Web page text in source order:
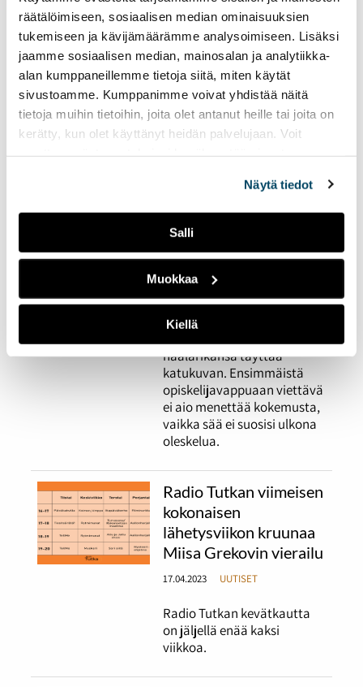
räätälöimiseen, sosiaalisen median ominaisuuksien
tukemiseen ja kävijämäärämme analysoimiseen. Lisäksi
jaamme sosiaalisen median, mainosalan ja analytiikka-
alan kumppaneillemme tietoja siitä, miten käytät
sivustoamme. Kumppanimme voivat yhdistää näitä
tietoja muihin tietoihin, joita olet antanut heille tai joita on
kerätty, kun olet käyttänyt heidän palvelujaan. Voit
Näytä tiedot
Salli
Muokkaa
Kiellä
Lappeenrannan yksi
suurimmista
opiskelijatapahtumista
Marathon Monday vetää
kävijöitä ympäri Suomen.
Tapahtuman voittaa
olemalla 24 tuntia putkeen
päihtyneenä. Kannustaako
tämä kuitenkaan alkoholin
vappua säästä
riippumatta
17.05.2023
Vappua juhlitaan
haalarikansa täyttää
katukuvan. Ensimmäistä
opiskelijavappuaan viettävä
ei aio menettää kokemusta,
vaikka sää ei suosisi ulkona
oleskelua.
Radio Tutkan viimeisen
kokonaisen
lähetysviikon kruunaa
Miisa Grekovin vierailu
17.04.2023 UUTISET
Radio Tutkan kevätkautta
on jäljellä enää kaksi
viikkoa.